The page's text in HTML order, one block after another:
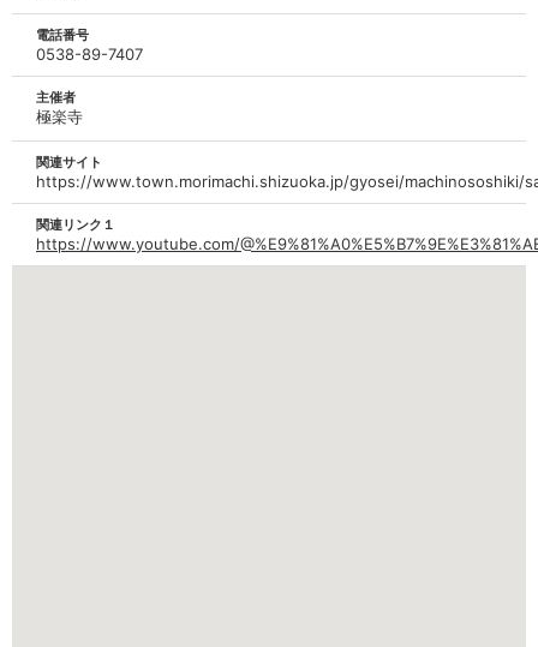
電話番号
0538-89-7407
主催者
極楽寺
関連サイト
https://www.town.morimachi.shizuoka.jp/gyosei/machinososhiki/
関連リンク１
https://www.youtube.com/